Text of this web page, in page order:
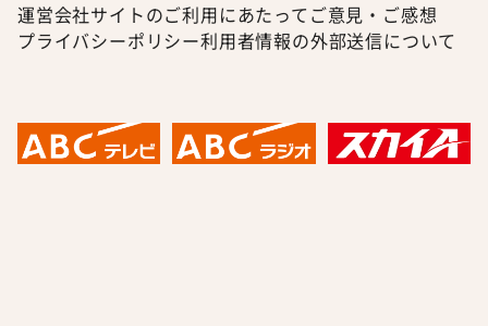
運営会社サイトのご利用にあたって ご意見・ご感想
プライバシーポリシー利用者情報の外部送信について